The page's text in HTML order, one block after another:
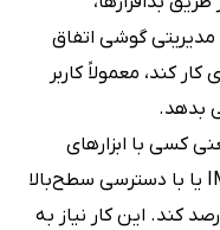
گوشی اتفاق
کند، معمولاً کاربر
بدهد.
کسی با ابزارهای
خیلی تخصصی مثلاً IMSI catcher یا با دسترسی سطح‌بالا
کند. این کار نیاز به